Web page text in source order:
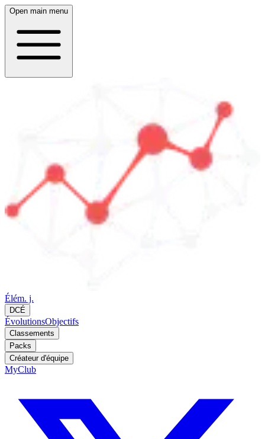
Open main menu
Élém. j.
DCÉ
ÉvolutionsObjectifs
Classements
Packs
Créateur d'équipe
MyClub